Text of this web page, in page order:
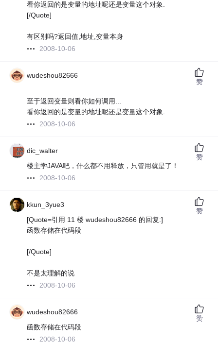
看你返回的是变量的地址呢还是变量这个对象.
[/Quote]
有区别吗?返回值,地址,变量本身
2008-10-06
wudeshou82666
至于返回变量则看你如何调用...
看你返回的是变量的地址呢还是变量这个对象.
2008-10-06
赞
dic_walter
楼主学JAVA吧，什么都不用释放，只管用就是了！
2008-10-06
赞
kkun_3yue3
[Quote=引用 11 楼 wudeshou82666 的回复:]
函数存储在代码段
[/Quote]
不是太理解的说
2008-10-06
赞
wudeshou82666
函数存储在代码段
2008-10-06
赞